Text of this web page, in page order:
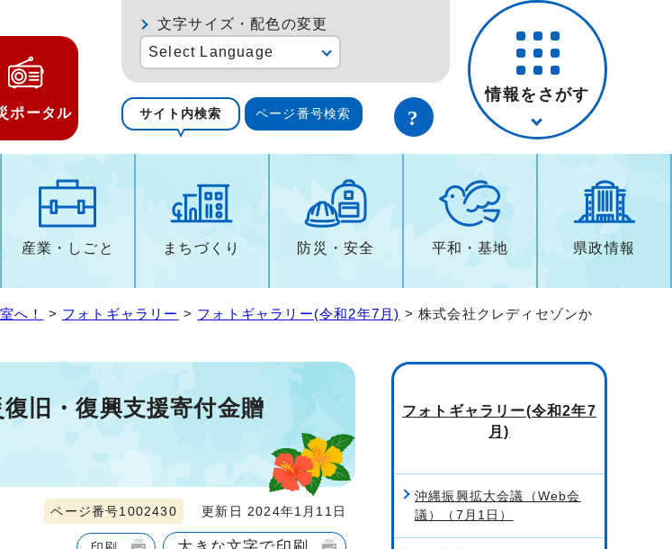
ポータル
文字サイズ・配色の変更
Select Language
サイト内検索 ページ番号検索
情報をさがす
産業・しごと まちづくり 防災・安全 平和・基地 県政情報
へ！ > フォトギャラリー > フォトギャラリー(令和2年7月) > 株式会社クレディセゾンか
旧・復興支援寄付金贈
ページ番号1002430 更新日 2024年1月11日
フォトギャラリー(令和2年7
月)
沖縄振興拡大会議（Web会
議）（7月1日）